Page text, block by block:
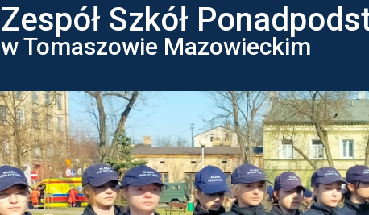
Zespół Szkół
w Tomaszowie Mazowieckim